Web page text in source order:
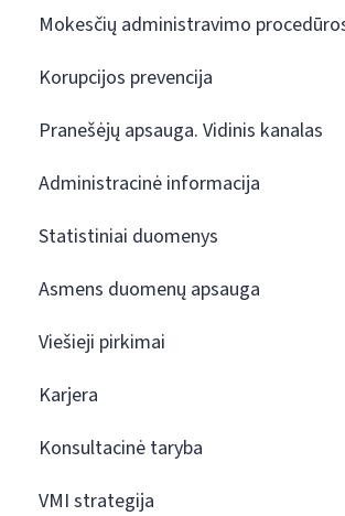
Mokesčių administravimo
Korupcijos prevencija
Pranešėjų apsauga. Vidinis kanalas
Administracinė informacija
Statistiniai duomenys
Asmens duomenų apsauga
Viešieji pirkimai
Karjera
Konsultacinė taryba
VMI strategija